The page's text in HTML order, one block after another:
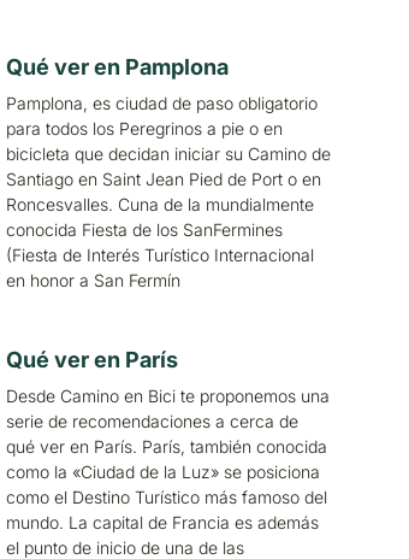
Qué ver en Pamplona
Pamplona, es ciudad de paso obligatorio
para todos los Peregrinos a pie o en
bicicleta que decidan iniciar su Camino de
Santiago en Saint Jean Pied de Port o en
Roncesvalles. Cuna de la mundialmente
conocida Fiesta de los SanFermines
(Fiesta de Interés Turístico Internacional
en honor a San Fermín
Qué ver en París
Desde Camino en Bici te proponemos una
serie de recomendaciones a cerca de
qué ver en París. París, también conocida
como la «Ciudad de la Luz» se posiciona
como el Destino Turístico más famoso del
mundo. La capital de Francia es además
el punto de inicio de una de las